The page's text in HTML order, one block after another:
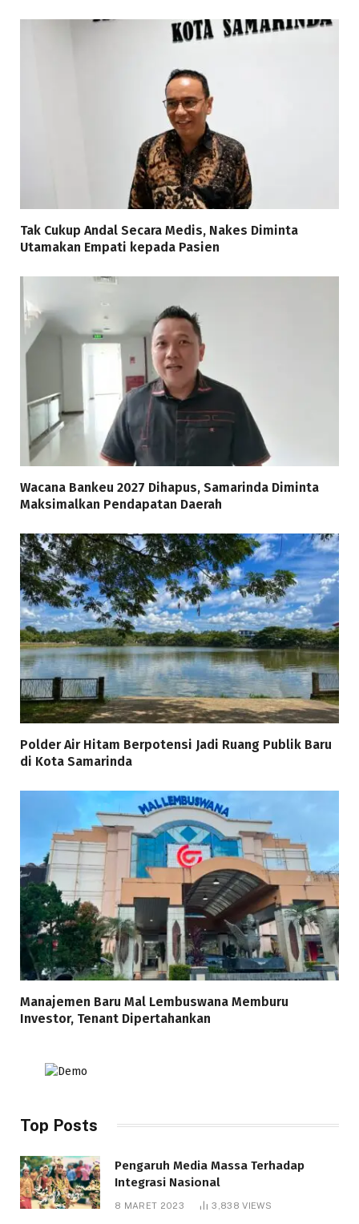
Tak Cukup Andal Secara Medis, Nakes Diminta
Utamakan Empati kepada Pasien
Wacana Bankeu 2027 Dihapus, Samarinda Diminta
Maksimalkan Pendapatan Daerah
Polder Air Hitam Berpotensi Jadi Ruang Publik Baru
di Kota Samarinda
Manajemen Baru Mal Lembuswana Memburu
Investor, Tenant Dipertahankan
Top Posts
Pengaruh Media Massa Terhadap
Integrasi Nasional
8 MARET 2023 3,838VIEWS